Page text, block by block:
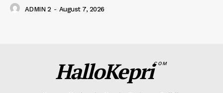
ADMIN 2 - August 7, 2026
HalloKepriCOM